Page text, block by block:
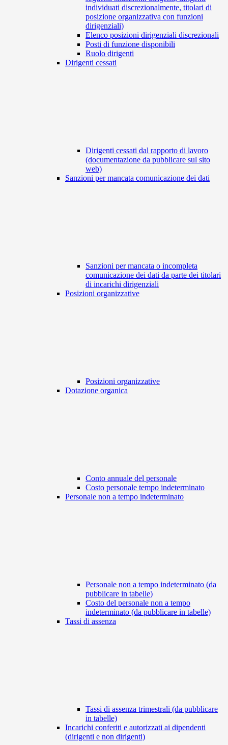
individuati discrezionalmente, titolari di
posizione organizzativa con funzioni
dirigenziali)
Elenco posizioni dirigenziali discrezionali
Posti di funzione disponibili
Ruolo dirigenti
Dirigenti cessati
Dirigenti cessati dal rapporto di lavoro
(documentazione da pubblicare sul sito
web)
Sanzioni per mancata comunicazione dei dati
Sanzioni per mancata o incompleta
comunicazione dei dati da parte dei titolari
di incarichi dirigenziali
Posizioni organizzative
Posizioni organizzative
Dotazione organica
Conto annuale del personale
Costo personale tempo indeterminato
Personale non a tempo indeterminato
Personale non a tempo indeterminato (da
pubblicare in tabelle)
Costo del personale non a tempo
indeterminato (da pubblicare in tabelle)
Tassi di assenza
Tassi di assenza trimestrali (da pubblicare
in tabelle)
Incarichi conferiti e autorizzati ai dipendenti
(dirigenti e non dirigenti)